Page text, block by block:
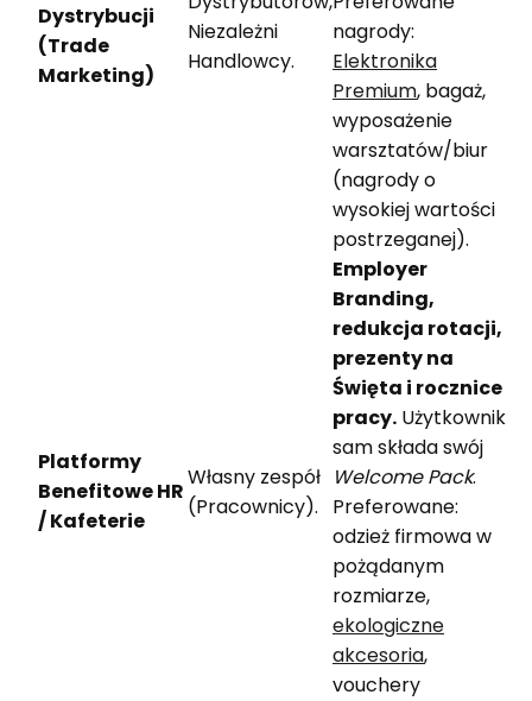
Dystrybucji
(Trade
Marketing)
Niezależni
Handlowcy.
nagrody:
Elektronika
Premium, bagaż,
wyposażenie
warsztatów/biur
(nagrody o
wysokiej wartości
postrzeganej).
Platformy
Benefitowe HR
/ Kafeterie
Własny zespół
(Pracownicy).
Employer
Branding,
redukcja rotacji,
prezenty na
Święta i rocznice
pracy. Użytkownik
sam składa swój
Welcome Pack.
Preferowane:
odzież firmowa w
pożądanym
rozmiarze,
ekologiczne
akcesoria,
vouchery